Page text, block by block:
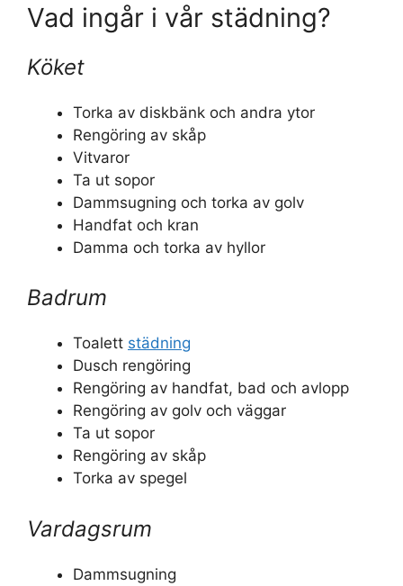
Vad ingår i vår städning?
Köket
Torka av diskbänk och andra ytor
Rengöring av skåp
Vitvaror
Ta ut sopor
Dammsugning och torka av golv
Handfat och kran
Damma och torka av hyllor
Badrum
Toalett städning
Dusch rengöring
Rengöring av handfat, bad och avlopp
Rengöring av golv och väggar
Ta ut sopor
Rengöring av skåp
Torka av spegel
Vardagsrum
Dammsugning